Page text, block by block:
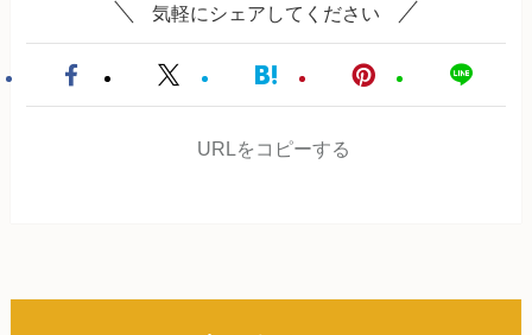
気軽にシェアしてください
URLをコピーする